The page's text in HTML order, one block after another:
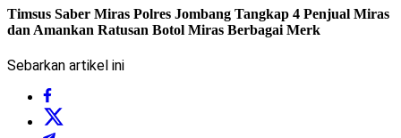
Timsus Saber Miras Polres Jombang Tangkap 4 Penjual Miras
dan Amankan Ratusan Botol Miras Berbagai Merk
Sebarkan artikel ini